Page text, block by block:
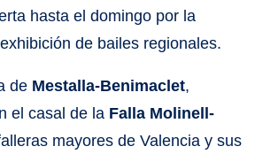
hasta el domingo por la
de bailes regionales.
de Mestalla-Benimaclet,
el casal de la Falla Molinell-
mayores de Valencia y sus